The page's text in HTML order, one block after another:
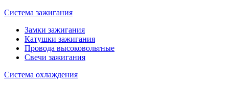
Система зажигания
Замки зажигания
Катушки зажигания
Провода высоковольтные
Свечи зажигания
Система охлаждения